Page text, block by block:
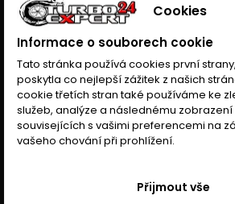
Cookies
Informace o souborech cookie
Tato stránka používá cookies první
poskytla co nejlepší zážitek z našich
cookie třetích stran také používáme ke
služeb, analýze a následnému
souvisejících s vašimi preferencemi na
vašeho chování při prohlížení.
Přijmout vše